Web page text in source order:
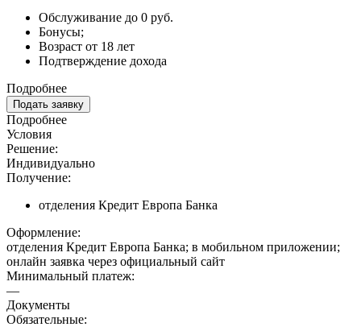
Обслуживание до 0 руб.
Бонусы;
Возраст от 18 лет
Подтверждение дохода
Подробнее
Подать заявку
Подробнее
Условия
Решение:
Индивидуально
Получение:
отделения Кредит Европа Банка
Оформление:
отделения Кредит Европа Банка; в мобильном приложении;
онлайн заявка через официальный сайт
Минимальный платеж:
—
Документы
Обязательные: